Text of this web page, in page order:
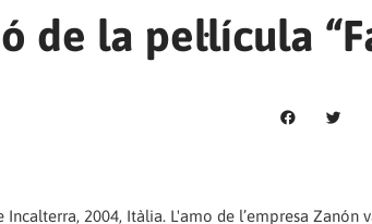
de la pel·lícula
2004, Itàlia. L'amo de l’empresa Zanón